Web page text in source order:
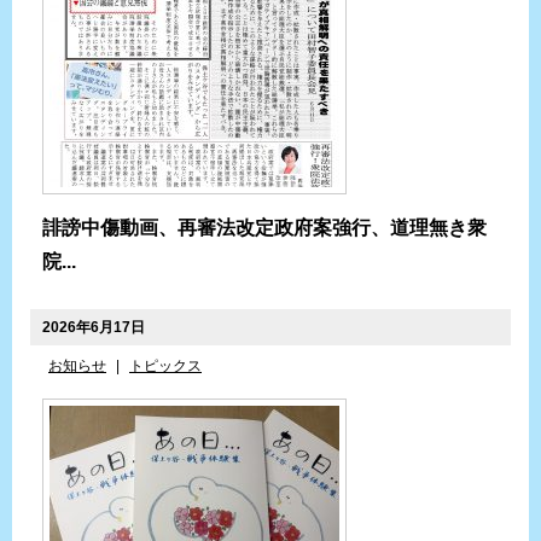
誹謗中傷動画、再審法改定政府案強行、道理無き衆
院...
2026年6月17日
お知らせ トピックス